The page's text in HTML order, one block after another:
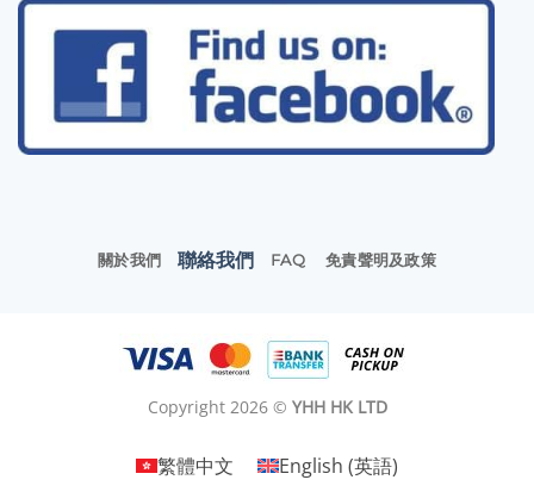
關於我們 聯絡我們 FAQ 免責聲明及政策
Copyright 2026 © YHH HK LTD
繁體中文 English (英語)